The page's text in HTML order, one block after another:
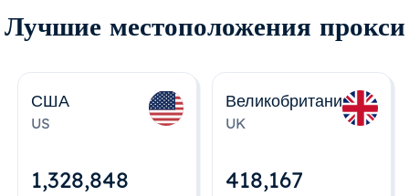
Лучшие местоположения прокси
США
US
1,328,848
Великобритания
UK
418,167